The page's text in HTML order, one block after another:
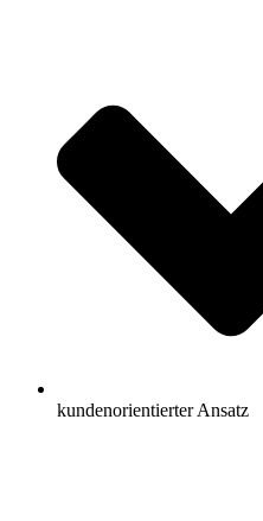
kundenorientierter Ansatz